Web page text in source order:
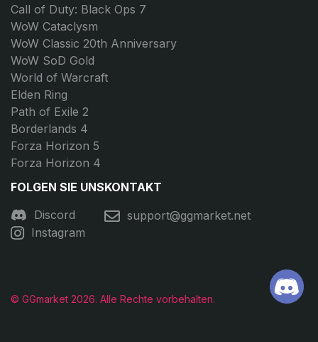
Call of Duty: Black Ops 7
WoW Cataclysm
WoW Classic 20th Anniversary
WoW SoD Gold
World of Warcraft
Elden Ring
Path of Exile 2
Borderlands 4
Forza Horizon 5
Forza Horizon 4
FOLGEN SIE UNS
Discord
Instagram
KONTAKT
support@ggmarket.net
© GGmarket 2026. Alle Rechte vorbehalten.